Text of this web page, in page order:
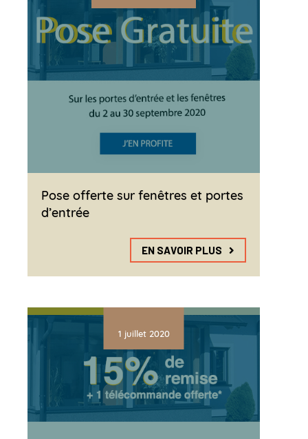
Pose offerte sur fenêtres et portes
d’entrée
EN SAVOIR PLUS
1 juillet 2020